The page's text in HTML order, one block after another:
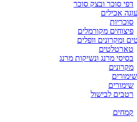
דפי סוכר ובצק סוכר
אכילים
סוכריות
פיצוחים מקורמלים
ומקרונים וופלים
טארטלטים
בסיסי מרנג ונשיקות מרנג
מקרונים
שימורים
רטבים לבישול
קמחים